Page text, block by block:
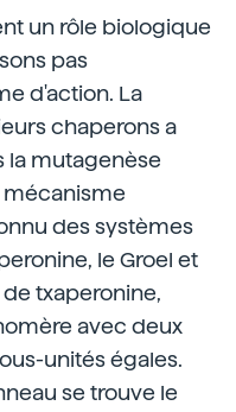
un rôle biologique
pas
d'action. La
chaperons a
la mutagenèse
des systèmes
le Groel et
txaperonine,
avec deux
unités égales.
se trouve le